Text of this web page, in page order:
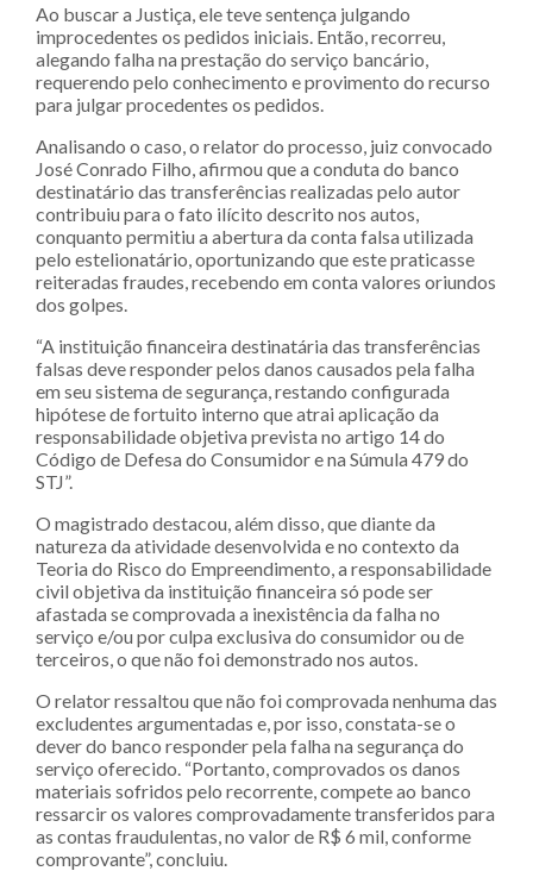
Ao buscar a Justiça, ele teve sentença julgando
improcedentes os pedidos iniciais. Então, recorreu,
alegando falha na prestação do serviço bancário,
requerendo pelo conhecimento e provimento do recurso
para julgar procedentes os pedidos.
Analisando o caso, o relator do processo, juiz convocado
José Conrado Filho, afirmou que a conduta do banco
destinatário das transferências realizadas pelo autor
contribuiu para o fato ilícito descrito nos autos,
conquanto permitiu a abertura da conta falsa utilizada
pelo estelionatário, oportunizando que este praticasse
reiteradas fraudes, recebendo em conta valores oriundos
dos golpes.
“A instituição financeira destinatária das transferências
falsas deve responder pelos danos causados pela falha
em seu sistema de segurança, restando configurada
hipótese de fortuito interno que atrai aplicação da
responsabilidade objetiva prevista no artigo 14 do
Código de Defesa do Consumidor e na Súmula 479 do
STJ”.
O magistrado destacou, além disso, que diante da
natureza da atividade desenvolvida e no contexto da
Teoria do Risco do Empreendimento, a responsabilidade
civil objetiva da instituição financeira só pode ser
afastada se comprovada a inexistência da falha no
serviço e/ou por culpa exclusiva do consumidor ou de
terceiros, o que não foi demonstrado nos autos.
O relator ressaltou que não foi comprovada nenhuma das
excludentes argumentadas e, por isso, constata-se o
dever do banco responder pela falha na segurança do
serviço oferecido. “Portanto, comprovados os danos
materiais sofridos pelo recorrente, compete ao banco
ressarcir os valores comprovadamente transferidos para
as contas fraudulentas, no valor de R$ 6 mil, conforme
comprovante”, concluiu.